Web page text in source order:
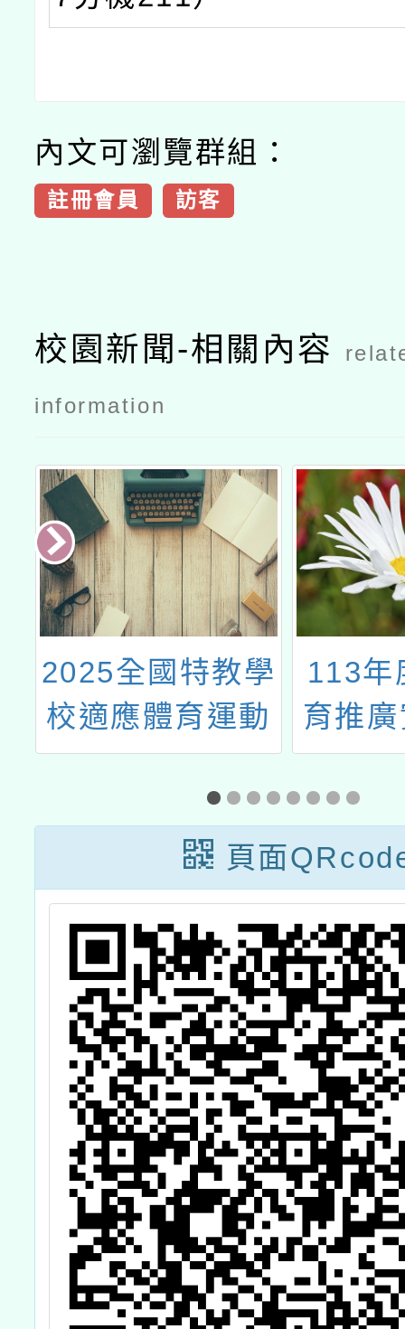
內文可瀏覽群組：
註冊會員 訪客
校園新聞-相關內容
information
2025全國特教學
校適應體育運動
會
113年
育推
頁面